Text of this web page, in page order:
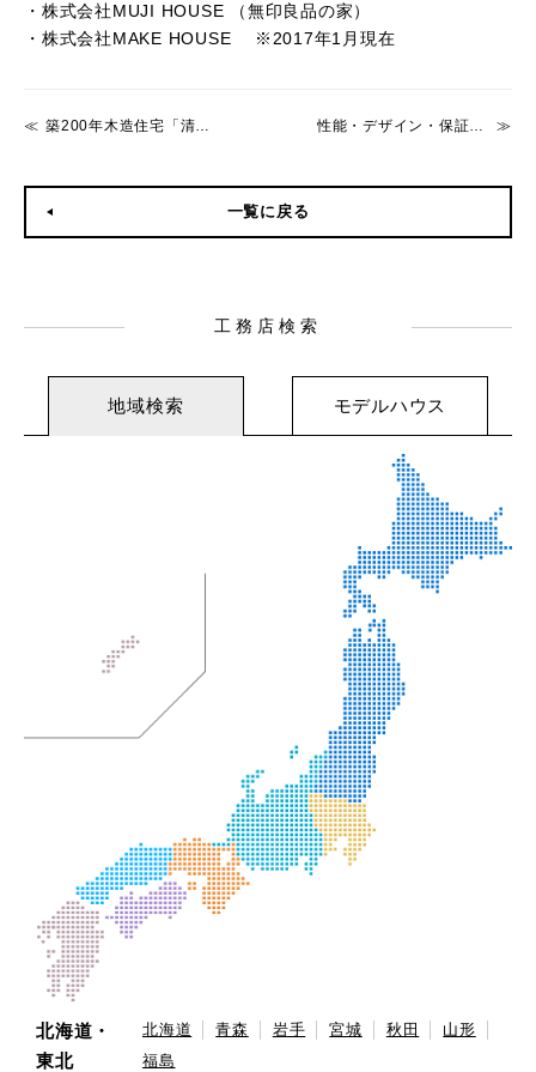
・株式会社MUJI HOUSE （無印良品の家）
・株式会社MAKE HOUSE ※2017年1月現在
築200年木造住宅「清水の次郎長生家」耐震改修始まる 性能・デザイン・保証のある住まい ～成長を続ける「重量木骨の家」～
一覧に戻る
工務店検索
地域検索 モデルハウス
北海道・
東北
北海道 青森 岩手 宮城 秋田
山形
福島